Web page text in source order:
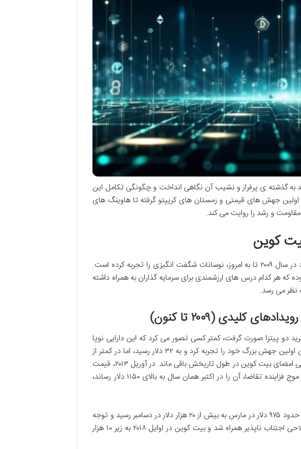
به گذشته ی پرفراز و نشیب آن نگاهی انداخت و چگونگی تکامل این
اولین جهش های قیمتی و زمستان های کریپتو گرفته تا هاوینگ های
مقاومت و رشد را روایت می کند.
کوین
بیت کوین، پادشاه ارزهای دیجیتال، از بدو پیدایش خود در سال ۲۰۰۹ تا به امروز، نوسانات شگفت انگیزی را تجربه کرده است.
که هر کدام درس های ارزشمندی برای سرمایه گذاران به همراه داشته
نظر می رسد.
کلیدی (۲۰۰۹ تا کنون)
خرید دو پیتزا صورت گرفت، کمتر کسی تصور می کرد که این دارایی نوپا
روزی به ارزش های فعلی برسد. در ژوئن ۲۰۱۱، بیت کوین اولین جهش بزرگ خود را تجربه کرد و به ۳۲ دلار رسید، اما در کمتر از
شش ماه تا ۲ دلار سقوط کرد. این نوسانات شدید، به نوعی امضای بیت کوین در طول تاریخش باقی ماند. در آوریل ۲۰۱۳، قیمت
به ۲۲۰ دلار صعود کرد و سپس تا ۷۰ دلار اصلاح شد. اما موج فزاینده تقاضا، آن را در اکتبر همان سال به بالای ۱۱۵۰ دلار رساند،
سال ۲۰۱۷ نقطه عطفی در تاریخ بیت کوین بود؛ قیمت از حدود ۹۷۵ دلار در مارس به بیش از ۲۰ هزار دلار در دسامبر رسید و توجه
جهانی را به خود جلب کرد. این صعود خیره کننده با اصلاحی اجتناب ناپذیر همراه شد و بیت کوین در اوایل ۲۰۱۸ به زیر ۱۰ هزار